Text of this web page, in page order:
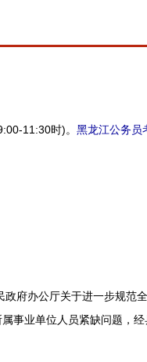
11:30时)。 黑龙江公务员
府办公厅关于进一步规范全
事业单位人员紧缺问题，经